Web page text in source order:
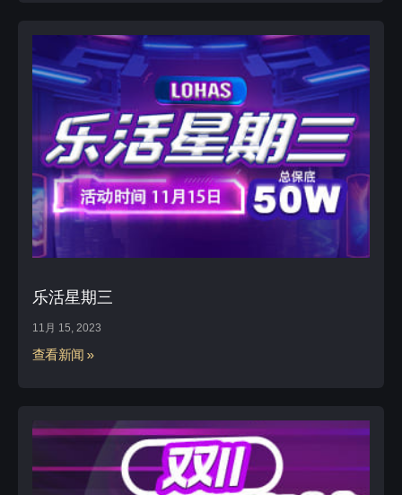
乐活星期三
11月 15, 2023
查看新闻 »